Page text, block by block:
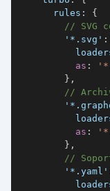
rules :
{
// SVG
'*.svg' :
as :
} ,
//
as :
} ,
//
'*.yaml'